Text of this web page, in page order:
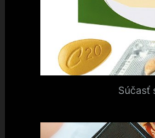
Súčasť